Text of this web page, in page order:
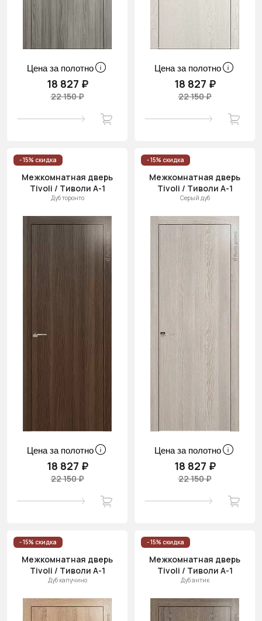
Цена за полотно
18 827 ₽
22 150 ₽
Цена за полотно
18 827 ₽
22 150 ₽
- 15% скидка
Межкомнатная дверь
Tivoli / Тиволи А-1
Дуб торонто
Цена за полотно
18 827 ₽
22 150 ₽
- 15% скидка
Межкомнатная дверь
Tivoli / Тиволи А-1
Серый дуб
Цена за полотно
18 827 ₽
22 150 ₽
- 15% скидка
Межкомнатная дверь
Tivoli / Тиволи А-1
Дуб капучино
- 15% скидка
Межкомнатная дверь
Tivoli / Тиволи А-1
Дуб антик